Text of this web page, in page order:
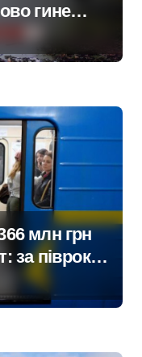
гине
млн грн
за півроку